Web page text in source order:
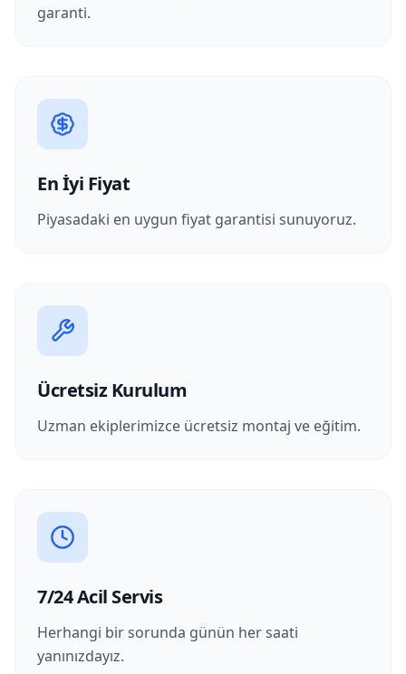
garanti.
En İyi Fiyat
Piyasadaki en uygun fiyat garantisi sunuyoruz.
Ücretsiz Kurulum
Uzman ekiplerimizce ücretsiz montaj ve eğitim.
7/24 Acil Servis
Herhangi bir sorunda günün her saati
yanınızdayız.